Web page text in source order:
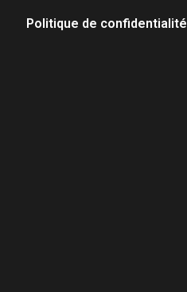
Politique de confidentialité